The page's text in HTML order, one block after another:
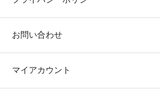
お問い合わせ
マイアカウント